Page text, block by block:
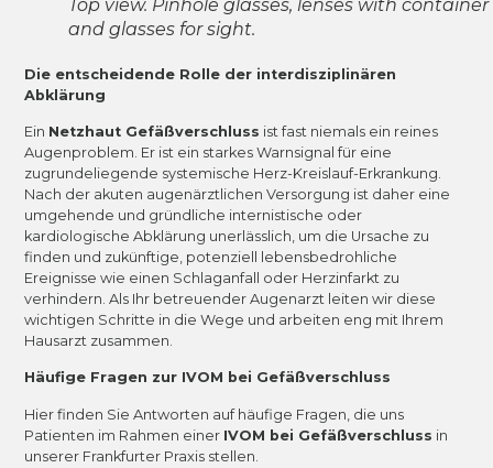
Top view. Pinhole glasses, lenses with container
and glasses for sight.
Die entscheidende Rolle der interdisziplinären
Abklärung
Ein Netzhaut Gefäßverschluss ist fast niemals ein reines
Augenproblem. Er ist ein starkes Warnsignal für eine
zugrundeliegende systemische Herz-Kreislauf-Erkrankung.
Nach der akuten augenärztlichen Versorgung ist daher eine
umgehende und gründliche internistische oder
kardiologische Abklärung unerlässlich, um die Ursache zu
finden und zukünftige, potenziell lebensbedrohliche
Ereignisse wie einen Schlaganfall oder Herzinfarkt zu
verhindern. Als Ihr betreuender Augenarzt leiten wir diese
wichtigen Schritte in die Wege und arbeiten eng mit Ihrem
Hausarzt zusammen.
Häufige Fragen zur IVOM bei Gefäßverschluss
Hier finden Sie Antworten auf häufige Fragen, die uns
Patienten im Rahmen einer IVOM bei Gefäßverschluss in
unserer Frankfurter Praxis stellen.